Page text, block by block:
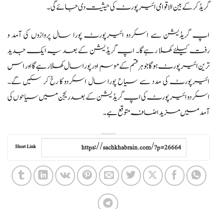
گریڈ کر کے بین الاقوامی ائیرپورٹ کی حیثیت دی جائے گی۔
اپ گریڈیشن سے اسکردو ائیرپورٹ پورا سال پروازوں کی آمد و
رفت کیلئے کھلا رہے گا۔ اپ گریڈیشن کے بعد یہ ایک جدید
ترین ائیرپورٹ ہو گا جو ہر قسم کے موسم اور پورا سال کھلا رہے گا اور اس
ائیرپورٹ کی مدد سے سیاح پورا سال اسکردو کا رخ کر سکیں گے۔
اسکردو ائیرپورٹ کی اپ گریڈیشن کے بعد ریجن میں سیاحوں کی
آمد میں مزید اضافہ متوقع ہے۔
Short Link